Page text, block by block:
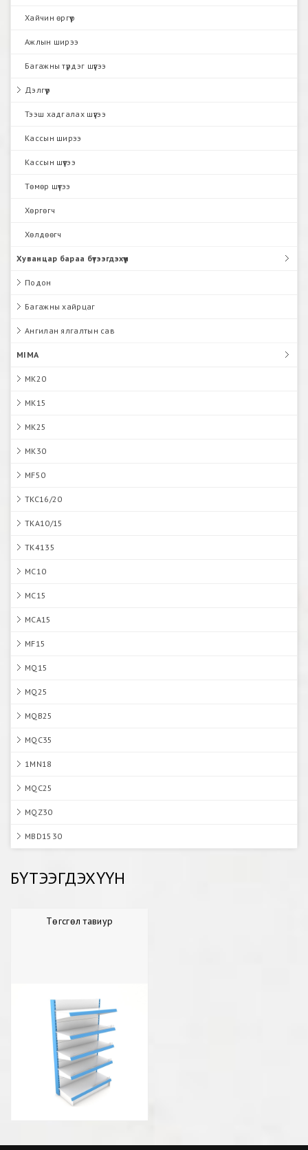
Хайчин өргүүр
Ажлын ширээ
Багажны түрдэг шүүгээ
Дэлгүүр
Тээш хадгалах шүүгээ
Кассын ширээ
Кассын шүүгээ
Төмөр шүүгээ
Хөргөгч
Хөлдөөгч
Хуванцар бараа бүтээгдэхүүн
Подон
Багажны хайрцаг
Ангилан ялгалтын сав
MIMA
MK20
MK15
MK25
MK30
MF50
TKC16/20
TKA10/15
TK4135
MC10
MC15
MCA15
MF15
MQ15
MQ25
MQB25
MQC35
1MN18
MQC25
MQZ30
MBD1530
БҮТЭЭГДЭХҮҮН
Төгсгөл тавиур